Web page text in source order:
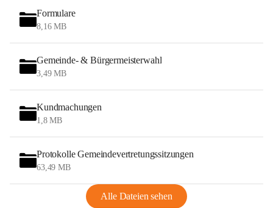
Formulare
8,16 MB
Gemeinde- & Bürgermeisterwahl
3,49 MB
Kundmachungen
1,8 MB
Protokolle Gemeindevertretungssitzungen
63,49 MB
Alle Dateien sehen